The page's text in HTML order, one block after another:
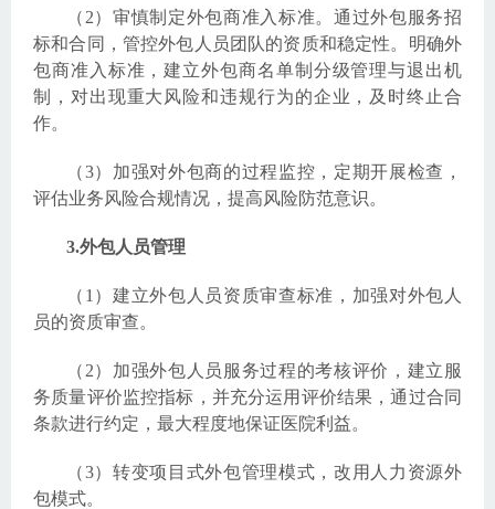
（2）审慎制定外包商准入标准。通过外包服务招
标和合同，管控外包人员团队的资质和稳定性。明确外
包商准入标准，建立外包商名单制分级管理与退出机
制，对出现重大风险和违规行为的企业，及时终止合
作。
（3）加强对外包商的过程监控，定期开展检查，
评估业务风险合规情况，提高风险防范意识。
3.外包人员管理
（1）建立外包人员资质审查标准，加强对外包人
员的资质审查。
（2）加强外包人员服务过程的考核评价，建立服
务质量评价监控指标，并充分运用评价结果，通过合同
条款进行约定，最大程度地保证医院利益。
（3）转变项目式外包管理模式，改用人力资源外
包模式。